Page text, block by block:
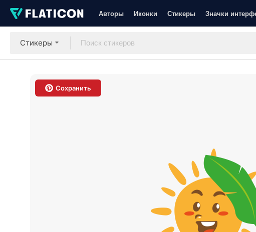
Авторы Иконки Стикеры Значки
Стикеры
Сохранить